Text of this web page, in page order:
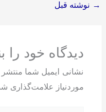
→ نوشته قبل
دیدگاه‌ خود را
نشانی ایمیل شما
موردنیاز علامت‌گذاری